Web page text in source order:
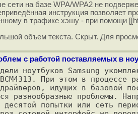
сети на базе WPA/WPA2 не
инструкция позволяет
в трафике хэшу - при помощи
объем текста. Скрыт. Для
с работой поставляемых в
ноутбуков Samsung
При этом в процессе
идущих в базовой
разнообразные проблемы.
десятой попытки или сеть